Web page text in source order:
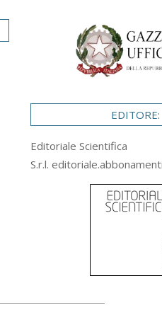
EDITORE:
Editoriale Scientifica
S.r.l.